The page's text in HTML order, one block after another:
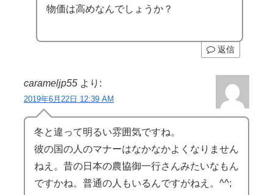
物価は高めなんでしょうか？
返信
carameljp55 より:
2019年6月22日 12:39 AM
冬と違って明るい雰囲気ですね。
彼の国の人のマナーはなかなかよくなりません
ねえ。昔の日本の農協御一行さんみたいなもん
ですかね。普通の人もいるんですがねえ。^^;